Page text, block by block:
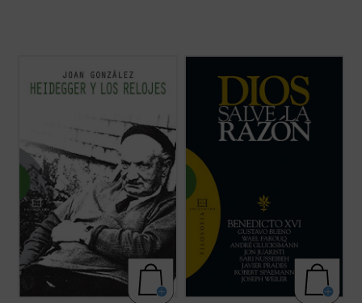
filosofía del siglo XX ha levantado sobre el
tiempo es la famosa tesis de Heidegger
(ver ficha)
naturaleza de Dios» (Manuel II Paleólogo)
Diversos intelectuales de primera línea,
provenientes de diferentes países,
tradiciones religiosas y posiciones
culturales, se dan cita en este ... (ver ficha)